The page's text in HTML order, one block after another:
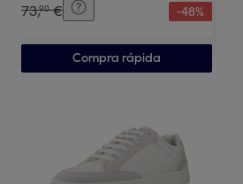
73,90 € -48%
Compra rápida